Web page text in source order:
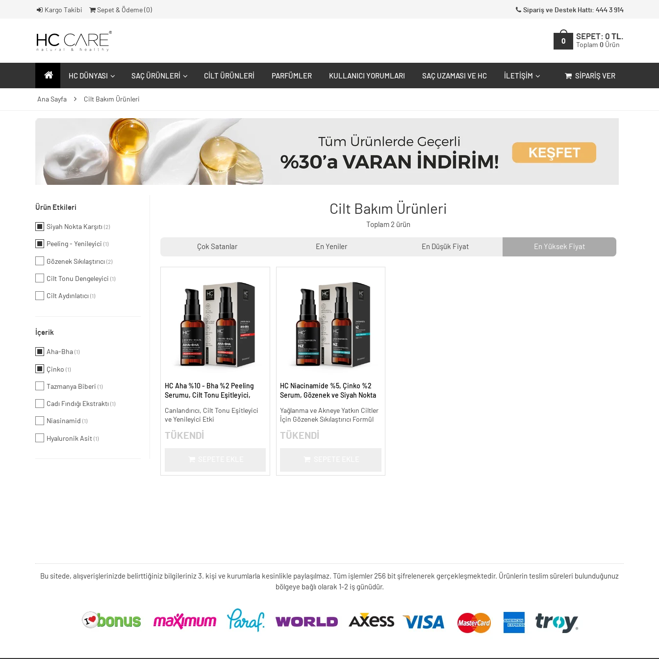
Kargo Takibi Sepet & Ödeme ( 0) Sipariş ve Destek Hattı: 444 3 914
0
SEPET: 0 TL.
Toplam 0 Ürün
HC DÜNYASI SAÇ ÜRÜNLERI CILT ÜRÜNLERI PARFÜMLER KULLANICI YORUMLARI SAÇ UZAMASI VE HC İLETIŞIM SIPARIŞ VER
Ana Sayfa Cilt Bakım Ürünleri
Ürün Etkileri
Siyah Nokta Karşıtı (2)
Peeling - Yenileyici (1)
Gözenek Sıkılaştırıcı (2)
Cilt Tonu Dengeleyici (1)
Cilt Aydınlatıcı (1)
İçerik
Aha-Bha (1)
Çinko (1)
Tazmanya Biberi (1)
Cadı Fındığı Ekstraktı (1)
Niasinamid (1)
Hyaluronik Asit (1)
Cilt Bakım Ürünleri
Toplam 2 ürün
Çok Satanlar En Yeniler En Düşük Fiyat En Yüksek Fiyat
HC Aha %10 - Bha %2 Peeling
Serumu, Cilt Tonu Eşitleyici,
Canlandırıcı, Cilt Tonu Eşitleyici
ve Yenileyici Etki
TÜKENDİ
HC Niacinamide %5, Çinko %2
Serum, Gözenek ve Siyah Nokta
- 30 ml.
Yağlanma ve Akneye Yatkın Ciltler
İçin Gözenek Sıkılaştırıcı Formül
TÜKENDİ
Bu sitede, alışverişlerinizde belirttiğiniz bilgileriniz 3. kişi ve kurumlarla kesinlikle paylaşılmaz. Tüm işlemler 256 bit şifrelenerek gerçekleşmektedir. Ürünlerin teslim süreleri bulunduğunuz
bölgeye bağlı olarak 1-2 iş günüdür.